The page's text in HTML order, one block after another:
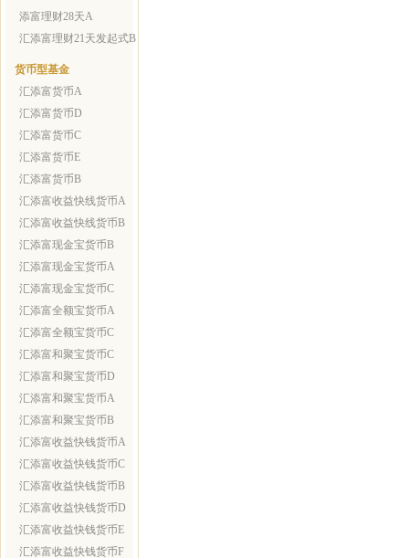
添富理财28天A
汇添富理财21天发起式B
货币型基金
汇添富货币A
汇添富货币D
汇添富货币C
汇添富货币E
汇添富货币B
汇添富收益快线货币A
汇添富收益快线货币B
汇添富现金宝货币B
汇添富现金宝货币A
汇添富现金宝货币C
汇添富全额宝货币A
汇添富全额宝货币C
汇添富和聚宝货币C
汇添富和聚宝货币D
汇添富和聚宝货币A
汇添富和聚宝货币B
汇添富收益快钱货币A
汇添富收益快钱货币C
汇添富收益快钱货币B
汇添富收益快钱货币D
汇添富收益快钱货币E
汇添富收益快钱货币F